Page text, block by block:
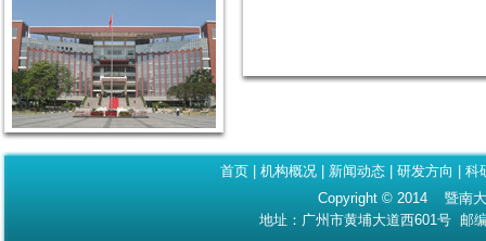
首页 |机构概况 新闻动态 |研发方向 |科
Copyright © 2014 暨南
地址：广州市黄埔大道西601号 邮